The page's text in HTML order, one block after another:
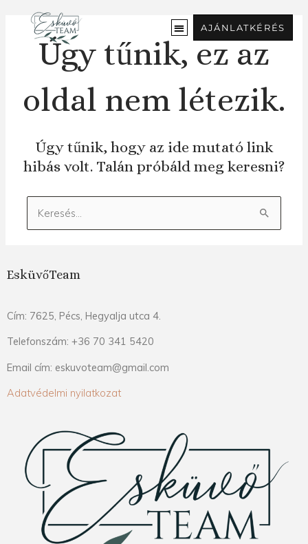
tartalomra
AJÁNLATKÉRÉS
Úgy tűnik, ez az
oldal nem létezik.
Úgy tűnik, hogy az ide mutató link
hibás volt. Talán próbáld meg keresni?
Keresés:
EsküvőTeam
Cím: 7625, Pécs, Hegyalja utca 4.
Telefonszám: +36 70 341 5420
Email cím: eskuvoteam@gmail.com
Adatvédelmi nyilatkozat